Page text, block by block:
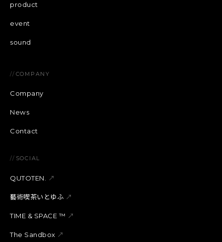
product
event
sound
// COMPANY
Company
News
Contact
// SOCIAL
QUTOTEN. ↗
藝術喫茶いとゆふ ↗
TIME & SPACE ™︎ ↗
The Sandbox ↗